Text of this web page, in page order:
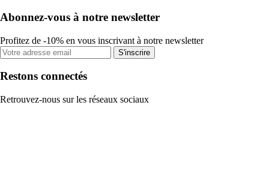
Abonnez-vous à notre newsletter
Profitez de -10% en vous inscrivant à notre newsletter
S'inscrire
Restons connectés
Retrouvez-nous sur les réseaux sociaux